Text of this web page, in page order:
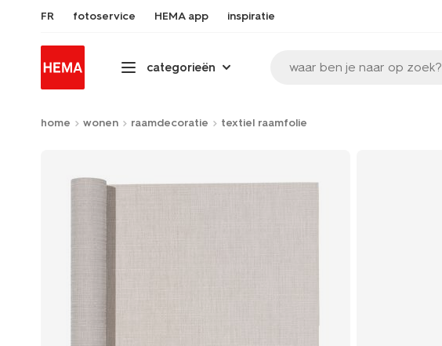
FR fotoservice HEMA app inspiratie
categorieën waar ben je naar op zoek?
home wonen raamdecoratie textiel raamfolie